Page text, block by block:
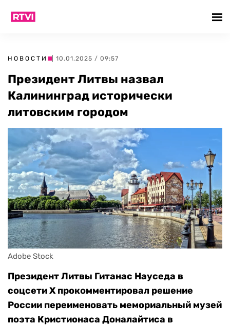
НОВОСТИ | 10.01.2025 / 09:57
Президент Литвы назвал
Калининград исторически
литовским городом
Adobe Stock
Президент Литвы Гитанас Науседа в
соцсети X прокомментировал решение
России переименовать мемориальный музей
поэта Кристионаса Доналайтиса в